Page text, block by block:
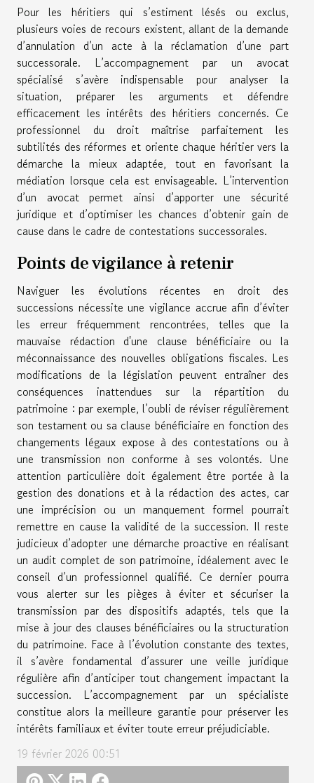
Pour les héritiers qui s’estiment lésés ou exclus,
plusieurs voies de recours existent, allant de la demande
d’annulation d’un acte à la réclamation d’une part
successorale. L’accompagnement par un avocat
spécialisé s’avère indispensable pour analyser la
situation, préparer les arguments et défendre
efficacement les intérêts des héritiers concernés. Ce
professionnel du droit maîtrise parfaitement les
subtilités des réformes et oriente chaque héritier vers la
démarche la mieux adaptée, tout en favorisant la
médiation lorsque cela est envisageable. L’intervention
d’un avocat permet ainsi d’apporter une sécurité
juridique et d’optimiser les chances d’obtenir gain de
cause dans le cadre de contestations successorales.
Points de vigilance à retenir
Naviguer les évolutions récentes en droit des
successions nécessite une vigilance accrue afin d’éviter
les erreur fréquemment rencontrées, telles que la
mauvaise rédaction d'une clause bénéficiaire ou la
méconnaissance des nouvelles obligations fiscales. Les
modifications de la législation peuvent entraîner des
conséquences inattendues sur la répartition du
patrimoine : par exemple, l’oubli de réviser régulièrement
son testament ou sa clause bénéficiaire en fonction des
changements légaux expose à des contestations ou à
une transmission non conforme à ses volontés. Une
attention particulière doit également être portée à la
gestion des donations et à la rédaction des actes, car
une imprécision ou un manquement formel pourrait
remettre en cause la validité de la succession. Il reste
judicieux d’adopter une démarche proactive en réalisant
un audit complet de son patrimoine, idéalement avec le
conseil d’un professionnel qualifié. Ce dernier pourra
vous alerter sur les pièges à éviter et sécuriser la
transmission par des dispositifs adaptés, tels que la
mise à jour des clauses bénéficiaires ou la structuration
du patrimoine. Face à l’évolution constante des textes,
il s’avère fondamental d’assurer une veille juridique
régulière afin d’anticiper tout changement impactant la
succession. L’accompagnement par un spécialiste
constitue alors la meilleure garantie pour préserver les
intérêts familiaux et éviter toute erreur préjudiciable.
19 février 2026 00:51